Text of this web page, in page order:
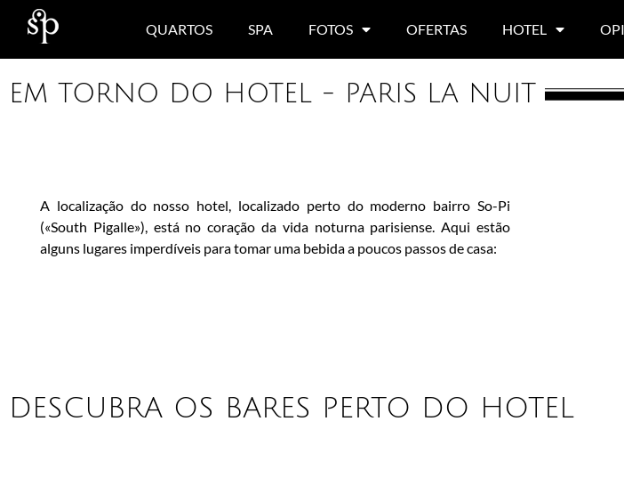
QUARTOS SPA FOTOS OFERTAS HOTEL
EM TORNO DO HOTEL - PARIS LA NUIT
A localização do nosso hotel, localizado perto do moderno bairro So-Pi
(«South Pigalle»), está no coração da vida noturna parisiense. Aqui estão
alguns lugares imperdíveis para tomar uma bebida a poucos passos de casa:
DESCUBRA OS BARES PERTO DO HOTEL